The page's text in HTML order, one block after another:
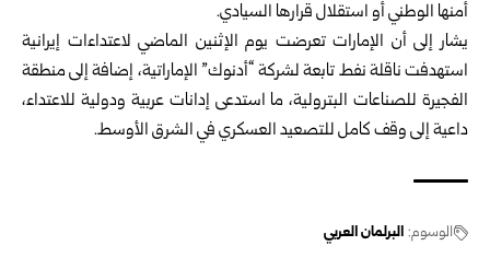
أمنها الوطني أو استقلال قرارها السيادي.
يشار إلى أن الإمارات تعرضت يوم الإثنين الماضي لاعتداءات إيرانية
استهدفت ناقلة نفط تابعة لشركة “أدنوك” الإماراتية، إضافة إلى منطقة
الفجيرة للصناعات البترولية، ما استدعى إدانات عربية ودولية للاعتداء،
داعية إلى وقف كامل للتصعيد العسكري في الشرق الأوسط.
الوسوم: البرلمان العربي